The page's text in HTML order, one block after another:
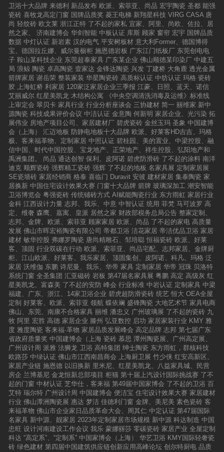
多元化产业版图。特地陶瓷广东特地陶瓷有限公
司，2002年创建于广东佛山，是以专业化、国际
化为经营导向的高档建筑陶瓷生产企业。目前拥
有三大现代化的生产基地，分别位于佛山三水、
江西景德镇、肇庆广宁，同时还拥有代表业界先
进水平的I&I（研发）中心和2000余平方的产品配
件加工中心。广东特地陶瓷有限公司，2002年创
建于广东佛山，是以专业化、国际化为经营导向
的高档建筑陶瓷生产企业。目前拥有三大现代化
的生产基地，分别位于佛山三水、江西景德镇、
肇庆广宁，同时还拥有代表业界先进水平的I&I
（研发）中心和2000余平方的产品配件加工中
心。 誉辉陶瓷誉辉陶瓷，始创于2007年，营销
总部位于陶瓷之都—广东·佛山，面积近10000
㎡，是一家集研发、设计、生产、销售为一体的
现代化大型综合企业。广东省内拥有三大生产基
地，占地面积超过3000亩，拥有数十条世界先进
的现代化生产线，产品涵盖广泛：大板、全瓷墙
砖、现代仿古砖、缎光砖、1336大理石、瓷抛
砖、通体大理石、完全玻化砖、釉面内墙砖等全
品类共计1000多款花色品种及配套。君惠陶瓷佛
山市君子惠陶瓷有限公司是一家规模雄厚、生产
实力强大、品质卓越的优秀陶瓷企业，专业生产
及销售各种规格金刚晶、瓷抛砖、通体大理石、
瓷片、仿古砖、柔光大理石，等系列的高品质建
筑用砖。公司始终秉承“诚信、务实、创新、共
赢”的发展精神，采用国内外现代化的管理模式和
生产工艺，运用行业先进的陶瓷技术设备，广纳
各领域群贤英才，致力以综合优势打造一流的企
业竞争力，在激烈的市场竞争中脱颖而出、稳健
壮大，赢得业界认可支持。腾粤陶瓷腾粤陶瓷隶
属佛山市鑫腾粤陶瓷有限公司旗下品牌，专做负
离子陶瓷。央视品牌推广，著名喜剧名星梁天代
言。。新润成瓷砖广东新润成陶瓷有限公司，总
部位于广东佛山，毗邻“广东四大名山”之一的西
樵山，是全国最大的专业生产陶瓷墙地砖的现代
化企业之一，在广东佛山拥有两大大型现代化的
生产基地，厂区总占地面积近50万㎡，营销网点
遍布全国各地。广东新润成陶瓷有限公司，总部
位于广东佛山，毗邻“广东四大名山”之一的西樵
山，是全国最大的专业生产陶瓷墙地砖的现代化
企业之一，在广东佛山拥有两大大型现代化的生
产基地，厂区总占地面积近50万㎡，营销网点遍
布全国各地。大唐合盛瓷砖大唐合盛·瓷砖源自广
东佛山，是佛山市大唐合盛陶瓷有限公司于2004
年起为高端客户群体精心打造的大理石瓷砖品
牌，倡导以人为本的品牌精神，致力于通过创新
的设计，融合国际化的高品质生活元素，精工制
造人性化的高端产品，为全球消费者量身定制最
尊崇空间服务的高端瓷砖品牌。欧福莱陶瓷欧福
家陶瓷企业，同时还深入厦门、苏州、上海、昆
明、兰州、西安、郑州、武汉、长沙、杭州、北
京等城市的终端卖场开展调研活动，收集一手资
料。专家们恪守第三方立场，秉承公开、透明的
原则，结合网络投票，从产品、渠道、规模、工
程、公众、区域、资本、产业、规模、专业、产
区影响力，以及国际化程度、企业社会责任等十
三个单项项指标对几百个品牌进行综合对比综合
分析，最终评选出2016建筑卫生陶瓷十大品牌。
部分获奖品牌合影以下是主要奖项的获奖企业名
录：陶瓷十大品牌：马可波罗陶瓷、冠珠陶瓷、
欧神诺陶瓷、博华陶瓷、金丝玉玛瓷砖、汇亚陶
瓷、法恩莎瓷砖、金尊玉.大理石瓷砖、新濠大理
石瓷砖、欧美陶瓷。瓷砖十大品牌：利家居陶
瓷、新中源陶瓷、博华陶瓷、蒙娜丽莎瓷砖、金
欧雅陶瓷、名典磁砖、卡布里.玉石瓷砖、东和瓷
砖、沁园春陶瓷、路易保罗陶瓷。卫浴十大品
牌：箭牌卫浴、惠达卫浴、恒洁卫浴、九牧厨
卫、航标卫浴、浪鲸卫浴、法恩莎卫浴、奥斯洁
卫浴、亚陶YATO、居易卫浴陶瓷一线品牌：美
陶瓷砖、宏宇陶瓷、壹号大理石瓷砖、嘉俊陶
瓷、东鹏陶瓷、能强陶瓷、大唐合盛瓷砖、利家
居陶瓷、罗马利奥陶瓷、亚细亚陶瓷。全抛釉十
大品牌：马可波罗陶瓷、欧神诺陶瓷、我e家陶
瓷、骆驼瓷砖、金欧雅陶瓷、意利宝陶瓷、嘉俊
陶瓷、恒福陶瓷、罗浮宫陶瓷、金牌亚洲陶瓷。
大理石瓷砖十大品牌：简一大理石、新濠大理
石、壹号大理石、赛德斯邦陶瓷、金尊玉大理
石、欧美陶瓷、御家大理石、梦幻玫瑰瓷砖、通
利大理石、兰洛斯瓷砖。抛光砖十大品牌：顺辉
陶瓷、鹰牌陶瓷、博华陶瓷、奥米茄陶瓷、新中
源陶瓷、金舵陶瓷、宏宇陶瓷、沁园春陶瓷、冠
珠陶瓷、强辉陶瓷。仿古砖十大品牌：马可波罗
陶瓷、大唐合盛瓷砖、来德利陶瓷、VEGA维
加、金意陶陶瓷、罗马利奥陶瓷、陶木然瓷砖、
路易保罗陶瓷、金玫瑰陶瓷、万利陶瓷。木纹砖
十大品牌：马可波罗陶瓷、新中源陶瓷、一箭陶
瓷、赛德斯邦陶瓷、芒果陶瓷、ICC瓷砖、金意
陶陶瓷、懋隆陶瓷、康拓陶瓷、陶木然瓷砖。微
晶石十大品牌：欧神诺陶瓷、嘉俊陶瓷、新中源
陶瓷、博德精工砖、欧洲之星微晶石、利家居陶
瓷、冠珠陶瓷、鹰牌陶瓷、能强陶瓷、圣凡尔赛
陶瓷抛晶砖十大品牌：新中源陶瓷、马可波罗陶
瓷、鹰牌陶瓷、金丝玉玛瓷砖、金玉名家瓷砖、
晶睿坊陶瓷、玛利亚娜陶瓷、汇美陶瓷砖、皇家
宫廷、施琅陶瓷、背景墙十大品牌：蒙娜丽莎、
阿兰贝尔、晶睿坊陶瓷、欧卡登陶瓷、玛利亚娜
陶瓷、铭客MBOX、玖玖鱼、唐梦、上海滩豪
墙、爱君空间
卫浴十大品牌 来德利 新品发布 欧派、索菲亚、尚品 宏宇陶瓷 圣都 能强
瓷砖 喜牧龙高定门窗 国牌品质奖 菱王电梯 新翔星科技 VIRG CASA 唐
尚 轻纹砖 欧文莱 浙江正特 了不起的家私 宜家、阿里、尚欧、佐拉、居
然之家、
济南建博会 华剑智能 中板认证 库斯 顾家 窗帘 宏宇 国牌品质
数据 中灯认证 新岩素 汉的电气 平安树板材 意大利Former、德国博得
宝、德国拉丘娜、威尔曼橱柜 施恩德岩板 广东江门纸板厂 东莞创电电
子 鞍山某科技企业 东莞超泰家具 广东某企业 佛山顺德某印染厂 中建五
局 浪鲸 陶瓷 卓高陶瓷 壹家达 金锋达陶瓷 兴发 丁建桥 大角鹿 透光金属
箭牌家居 谢岳荣 整装家装 华星陶瓷砖 高质标认证 中纺认证 玛格 瓷砖
胶 上海虹桥 利家居 120家泛家居企业三季报 江豪、日照、蓝天、诺信
艾丽威尔 红星美凯龙 木结构公寓
《中央空调清洗消毒及运维》标准线
上审定会 翠贝卡 家具行业 行业分析座谈会 三协建材 简一 丽维家 新中
源陶瓷 科技成果评价会议 中洁认证 金意陶 何新明 家居企业、光污染 拓
展伟业 房地产项目公司、家居建材厂 碧虎瓷砖 金丝玉玛 圣象 中国建博
会（上海）
汇迈地板 防静电地板十大品牌 欧派、好莱客HD吉吉、玛格
极、客来福革物、定制家居 中照认证 碧桂园、美的置业、中梁控股、融
信中国、时代中国控股、宝龙地产、正荣地产、祥生控股、弘阳地产和
禹洲集团。
尚品 通达创智 保利、皮阿诺 碧虎防滑砖 了不起的涂料 南洋
迪克 顺辉瓷砖 强辉精工瓷砖 强辉 了不起的地板 名家具展 定制家居展
SE瓷墙砖 家居经销商 格泰 喜临门 Duravit 安彼 建材家居 集泰陶瓷 家
居换新 中国住宅设计效果大赛 门窗十大品牌 箭牌 玻璃深加工 潮安智能
卫浴博览会 粤强瓷砖 传统铺砖方式 AI赋能陶瓷行业 东方雨虹 家居行业
金科 江西设计力量 志邦、我乐、中意 中智认证 统用 菲梵 马可波罗 高
定、维奢 森鹰、嘉寓、皇派 居然之家 财政部税务总局公告 整家定制、
志邦、金牌、欧派、索菲亚 顾家家居 欧派、尚品 了不起的家电 高质量
发展 佛山市晖宏裕陶瓷有限公司 帝都卫浴 洁花家居 帝洁优品卫浴 家居
建材 敏华控股 弗娜罗陶瓷 唐尚精雕石、邹培聪 恒福瓷砖 欧派、好莱
客、顶固 行业双碳在行动 欧派、索菲亚、尚品宅配、志邦家居、金牌厨
柜、江山欧派、好莱客、我乐家居、顶固集创、皮阿诺、科凡、玛格 泛
家居 沃维伽 东鹏 诗尼曼、我乐、华帝 家具 定制家居 华帝 冠珠 贝洛特
系统门窗 全圣集团 汇亚磁砖 岩板 第47届名家具展 粤鹏 高定 高级灰 红
星美凯龙、富森美 了不起的安防 峰会 行业标准 中岩认证 定制家具 中梁
福建、广东、浙江、14家卫浴企业 碧虎超防滑瓷砖 统艺 恒大 OEA全屋
定制 好莱客、欧派、索菲亚 领航 蝶依斓 盛锋陶瓷 大地艺术节 家具电商
佛山、东莞、南康不合格家具 丽维 潘忠义 广州玻璃展 了不起的瓷砖 九
牧 阿里 宏胜 高德 家居企业 滕州 弘亚数控 启功 家居家装行业 KMY 雅
度 雅度陶瓷 客来福·革物 家居品质发展峰会 高定品牌 志邦 第七届广东
省政府质量奖 中国建博会（上海 瓷砖 慕思 潭州陶瓷展、广州高定展、
广州设计周 派雅 法狮龙 卫浴 高特集团 绅士陶瓷 东方雨虹，群核科技
欧路莎 中绿认证 佛山市江西南昌商会 上海厨卫展 竹少侠 红安高新区、
家居产业链 施恩德 以旧换新 里米尼、红星美凯龙、八益家具城、民营
房企 兰博基尼 金龙恒新总部项目 柜猫 第十届上汽设计国际挑战赛 了不
起的门窗 中材认证 芝华仕，客来福 第49届中国家博会 了不起的卫浴 百
艾特 瑞尔特 广州设计周 中国建博会 便洁宝 住宅设计效果大赛 家居建材
行业 佛山潭洲陶瓷展 惠达 梦洁 佳德利门窗 金牌、美尼美 素色瓷砖 客
来福革物 佛山市企业家日品质革命大会、周其仁 中定认证 第47届国际
名家具 新中源、靓家居 2023年定制家居市场规模 新中源 科达制造 中国
忠旺 设计河南建设工作会议 我乐 蒙娜丽莎 零碳瓷砖 家居产业 全屋定制
科达 “高定系”、“定制系” 中国家博会（上海） 华艺卫浴 KMY国际轻奢瓷
砖 绿色建材 第四届中国建筑供应链创新应用高峰论坛 创尔特厨电 品质